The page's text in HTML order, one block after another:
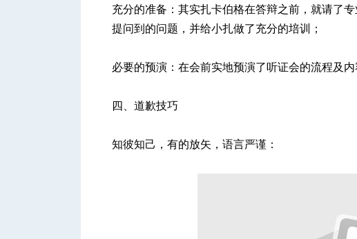
充分的准备：其实扎卡伯格在答辩之前，就请了
提问到的问题，并给小扎做了充分的培训；
必要的预演：在会前实地预演了听证会的流程及
四、道歉技巧
知彼知己，有的放矢，语言严谨：